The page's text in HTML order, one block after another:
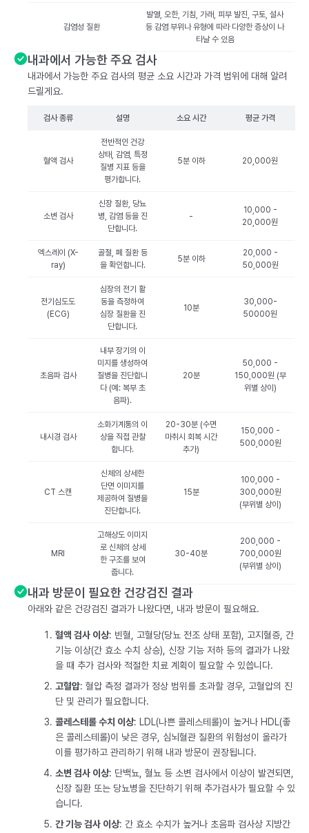
감염성 질환
발열, 오한, 기침, 가래, 피부 발진, 구토, 설사
등 감염 부위나 유형에 따라 다양한 증상이 나
타날 수 있음
내과에서 가능한 주요 검사
내과에서 가능한 주요 검사의 평균 소요 시간과 가격 범위에 대해 알려
드릴게요.
검사 종류 설명 소요 시간 평균 가격
혈액 검사
전반적인 건강
상태, 감염, 특정
질병 지표 등을
평가합니다.
5분 이하 20,000원
소변 검사
신장 질환, 당뇨
병, 감염 등을 진
단합니다.
-
10,000 -
20,000원
엑스레이 (X-
ray)
골절, 폐 질환 등
을 확인합니다.
5분 이하
20,000 -
50,000원
전기심도도
(ECG)
심장의 전기 활
동을 측정하여
심장 질환을 진
단합니다.
10분
30,000-
50000원
초음파 검사
내부 장기의 이
미지를 생성하여
질병을 진단합니
다 (예: 복부 초
음파).
20분
50,000 -
150,000원 (부
위별 상이)
내시경 검사
소화기계통의 이
상을 직접 관찰
합니다.
20-30분 (수면
마취시 회복 시간
추가)
150,000 -
500,000원
CT 스캔
신체의 상세한
단면 이미지를
제공하여 질병을
진단합니다.
15분
100,000 -
300,000원
(부위별 상이)
MRI
고해상도 이미지
로 신체의 상세
한 구조를 보여
줍니다.
30-40분
200,000 -
700,000원
(부위별 상이)
내과 방문이 필요한 건강검진 결과
아래와 같은 건강검진 결과가 나왔다면, 내과 방문이 필요해요.
혈액 검사 이상: 빈혈, 고혈당(당뇨 전조 상태 포함), 고지혈증, 간
기능 이상(간 효소 수치 상승), 신장 기능 저하 등의 결과가 나왔
을 때 추가 검사와 적절한 치료 계획이 필요할 수 있씁니다.
고혈압: 혈압 측정 결과가 정상 범위를 초과할 경우, 고혈압의 진
단 및 관리가 필요합니다.
콜레스테롤 수치 이상: LDL(나쁜 콜레스테롤)이 높거나 HDL(좋
은 콜레스테롤)이 낮은 경우, 심뇌혈관 질환의 위험성이 올라가
이를 평가하고 관리하기 위해 내과 방문이 권장됩니다.
소변 검사 이상: 단백뇨, 혈뇨 등 소변 검사에서 이상이 발견되면,
신장 질환 또는 당뇨병을 진단하기 위해 추가검사가 필요할 수 있
습니다.
간 기능 검사 이상: 간 효소 수치가 높거나 초음파 검사상 지방간